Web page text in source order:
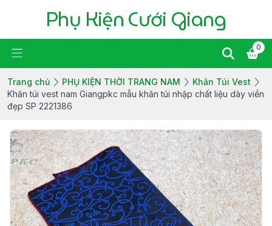
Phụ Kiện Cưới Giang
0
Trang chủ PHỤ KIỆN THỜI TRANG NAM
Khăn Túi Vest
Khăn túi vest nam Giangpkc mẫu khăn túi nhập chất liệu dày viền
đẹp SP 2221386